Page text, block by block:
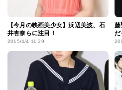
【今月の映画美少女】浜辺美波、石
井杏奈らに注目！
2015/4/4 11:39
藤
だ